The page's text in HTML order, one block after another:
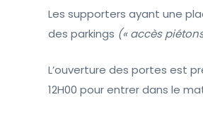
Les supporters ayant une
des parkings (« accès
L’ouverture des portes est
12H00 pour entrer dans le